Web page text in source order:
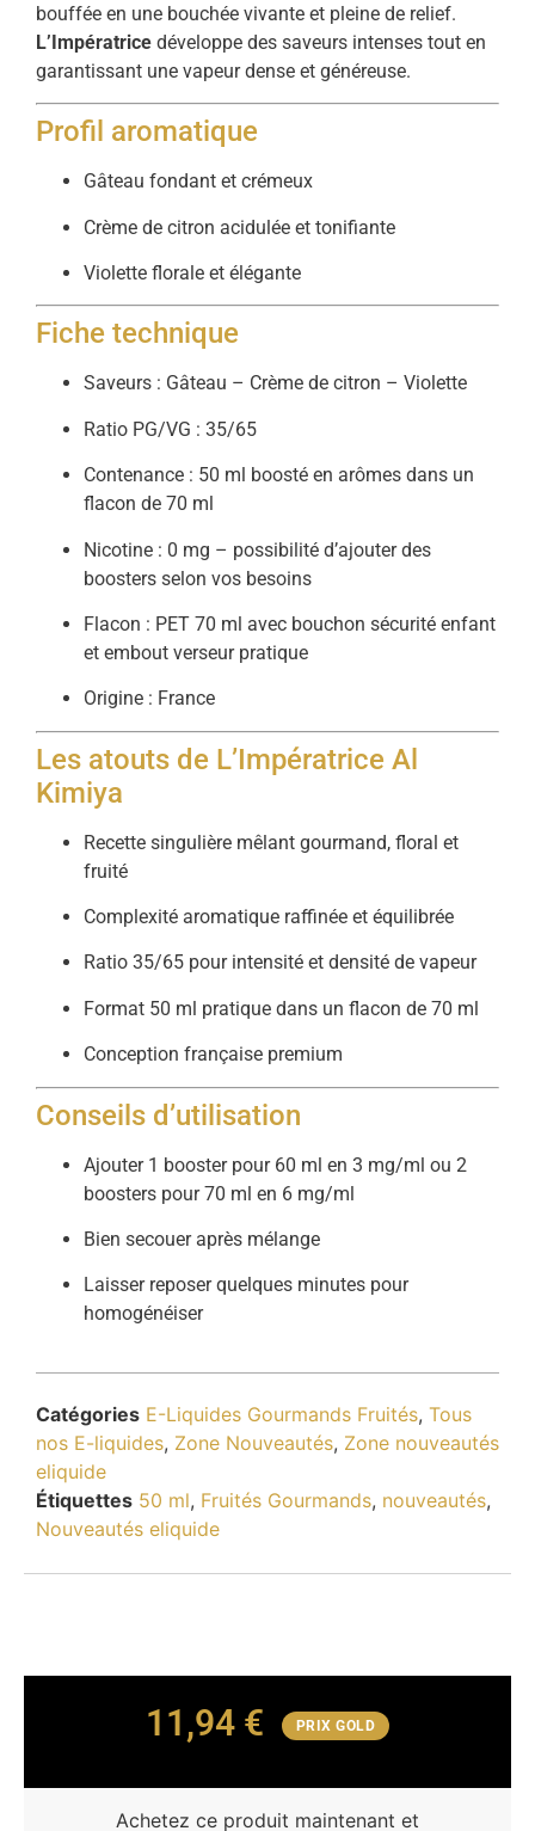
bouffée en une bouchée vivante et pleine de relief.
L’Impératrice développe des saveurs intenses tout en
garantissant une vapeur dense et généreuse.
Profil aromatique
Gâteau fondant et crémeux
Crème de citron acidulée et tonifiante
Violette florale et élégante
Fiche technique
Saveurs : Gâteau – Crème de citron – Violette
Ratio PG/VG : 35/65
Contenance : 50 ml boosté en arômes dans un
flacon de 70 ml
Nicotine : 0 mg – possibilité d’ajouter des
boosters selon vos besoins
Flacon : PET 70 ml avec bouchon sécurité enfant
et embout verseur pratique
Origine : France
Les atouts de L’Impératrice Al
Kimiya
Recette singulière mêlant gourmand, floral et
fruité
Complexité aromatique raffinée et équilibrée
Ratio 35/65 pour intensité et densité de vapeur
Format 50 ml pratique dans un flacon de 70 ml
Conception française premium
Conseils d’utilisation
Ajouter 1 booster pour 60 ml en 3 mg/ml ou 2
boosters pour 70 ml en 6 mg/ml
Bien secouer après mélange
Laisser reposer quelques minutes pour
homogénéiser
Catégories E-Liquides Gourmands Fruités, Tous
nos E-liquides, Zone Nouveautés, Zone nouveautés
eliquide
Étiquettes 50 ml, Fruités Gourmands, nouveautés,
Nouveautés eliquide
11,94 € PRIX GOLD
Achetez ce produit maintenant et